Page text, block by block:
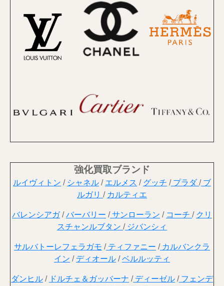
強化買取ブランド
ルイヴィトン / シャネル / エルメス / グッチ /プラダ/ブ
ルガリ / カルティエ
バレンシアガ/バーバリー /サンローラン / コーチ / クリ
スチャンルブタン /ジバンシィ
サルバトーレフェラガモ /ティファニー /カルバンクラ
イン / ディオール /ベルルッティ
ダンヒル / ドルチェ＆ガッバーナ /ディーゼル /フェンデ